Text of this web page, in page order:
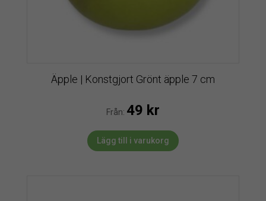
Äpple | Konstgjort Grönt äpple 7 cm
Från: 49 kr
Lägg till i varukorg